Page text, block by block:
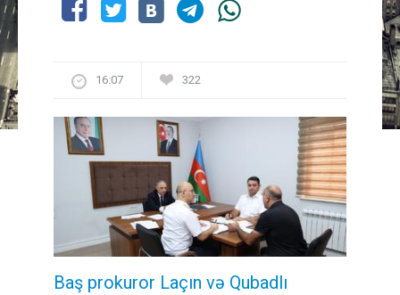
16:07 322
Baş prokuror Laçın və Qubadlı